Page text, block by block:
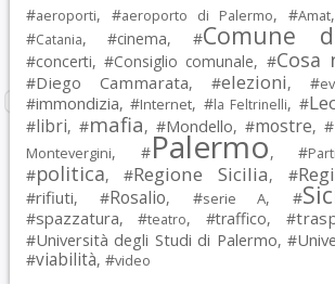
#aeroporti, #aeroporto di Palermo, #Amat
#Catania, #cinema, #Comune
#concerti, #Consiglio comunale, #Cosa
#Diego Cammarata, #elezioni, #
#immondizia, #Internet, #la Feltrinelli, #
#libri, #mafia, #Mondello, #mostre, #
Montevergini, #Palermo, #
#politica, #Regione Sicilia, #
#rifiuti, #Rosalio, #serie A, #
#spazzatura, #teatro, #traffico, #
#Università degli Studi di Palermo, #
#viabilità, #video